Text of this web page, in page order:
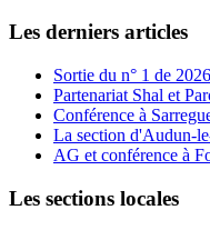
Les derniers articles
Sortie du n° 1 de
Partenariat Shal et
Conférence à
La section d'Audun-
AG et conférence à
Les sections locales